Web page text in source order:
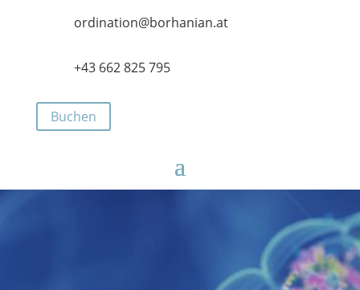
ordination@borhanian.at
+43 662 825 795
Buchen